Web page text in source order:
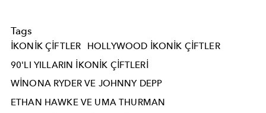
Tags
IKONIK ÇIFTLER
HOLLYWOOD IKONIK ÇIFTLER
90'LI YILLARIN IKONIK ÇIFTLERI
WINONA RYDER VE JOHNNY DEPP
ETHAN HAWKE VE UMA THURMAN